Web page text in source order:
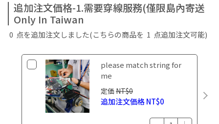
追加注文価格-1.需要穿線服務(僅限島內寄送
Only In Taiwan
0 点を追加注文しました(こちらの商品を 1 点追加注文可能)
please match string for
me
定価 NT$0
追加注文価格NT$0